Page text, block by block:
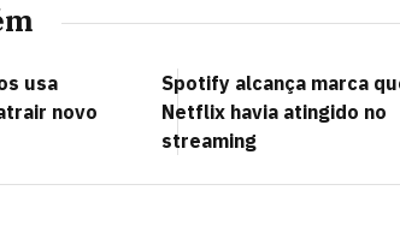
usa
novo
Spotify alcança marca
Netflix havia atingido no
streaming